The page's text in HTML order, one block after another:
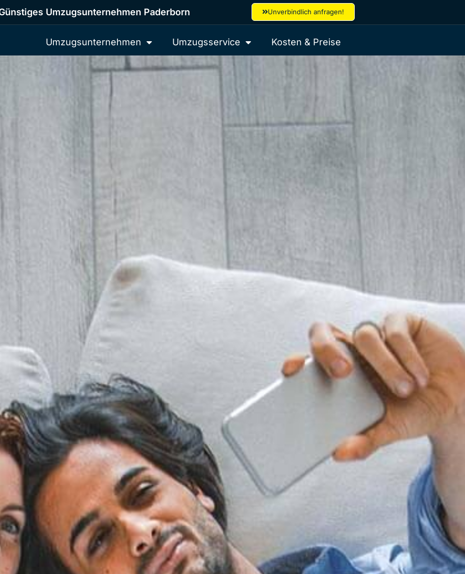
Umzugsunternehmen Paderborn Unverbindlich anfragen!
Umzugsunternehmen Umzugsservice Kosten & Preise